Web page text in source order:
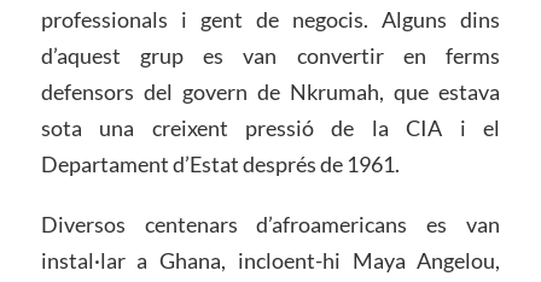
professionals i gent de negocis. Alguns dins
d’aquest grup es van convertir en ferms
defensors del govern de Nkrumah, que estava
sota una creixent pressió de la CIA i el
Departament d’Estat després de 1961.
Diversos centenars d’afroamericans es van
instal·lar a Ghana, incloent-hi Maya Angelou,